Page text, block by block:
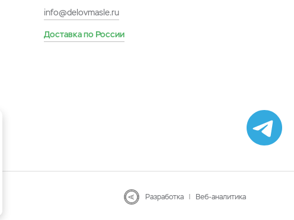
info@delovmasle.ru
Доставка по России
Разработка | Веб-аналитика